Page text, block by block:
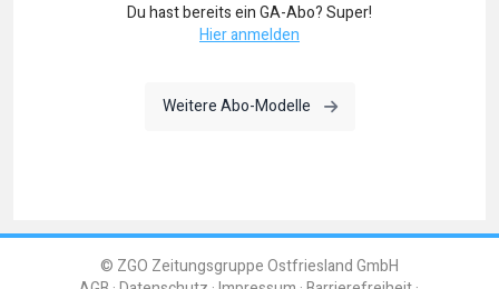
Du hast bereits ein GA-Abo? Super!
Hier anmelden
Weitere Abo-Modelle
© ZGO Zeitungsgruppe Ostfriesland GmbH